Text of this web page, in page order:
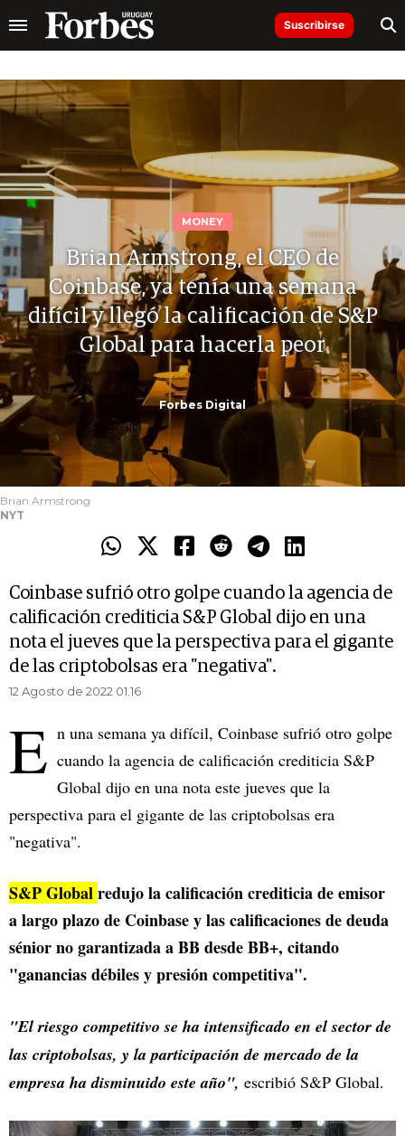
Suscribirse
MONEY
Brian Armstrong, el CEO de
Coinbase, ya tenía una semana
difícil y llegó la calificación de S&P
Global para hacerla peor
Forbes Digital
Brian Armstrong
NYT
Coinbase sufrió otro golpe cuando la agencia de
calificación crediticia S&P Global dijo en una
nota el jueves que la perspectiva para el gigante
de las criptobolsas era "negativa".
12 Agosto de 2022 01.16
E n una semana ya difícil, Coinbase sufrió otro golpe
cuando la agencia de calificación crediticia S&P
Global dijo en una nota este jueves que la
perspectiva para el gigante de las criptobolsas era
"negativa".
S&P Globalredujo la calificación crediticia de emisor
a largo plazo de Coinbase y las calificaciones de deuda
sénior no garantizada a BB desde BB+, citando
"ganancias débiles y presión competitiva".
"El riesgo competitivo se ha intensificado en el sector de
las criptobolsas, y la participación de mercado de la
empresa ha disminuido este año", escribió S&P Global.